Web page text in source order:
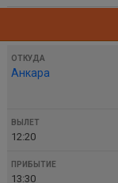
Анкара
12:20
13:30